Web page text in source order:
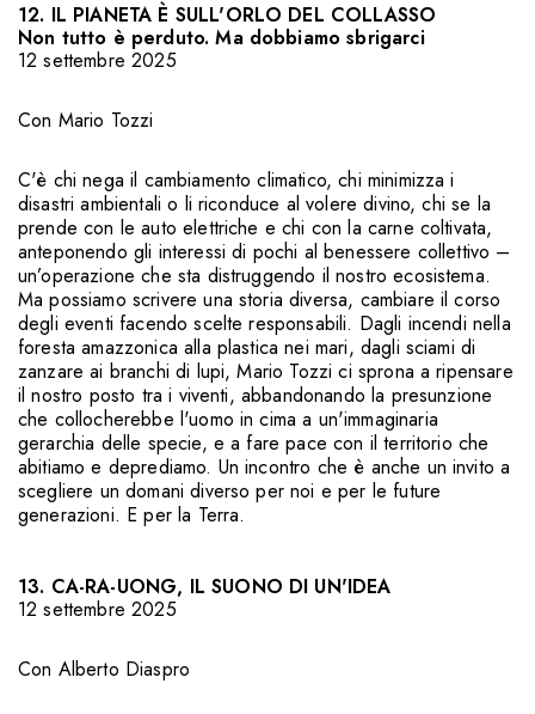
12. IL PIANETA È SULL'ORLO DEL COLLASSO
Non tutto è perduto. Ma dobbiamo sbrigarci
12 settembre 2025
Con Mario Tozzi
C'è chi nega il cambiamento climatico, chi minimizza i
disastri ambientali o li riconduce al volere divino, chi se la
prende con le auto elettriche e chi con la carne coltivata,
anteponendo gli interessi di pochi al benessere collettivo –
un’operazione che sta distruggendo il nostro ecosistema.
Ma possiamo scrivere una storia diversa, cambiare il corso
degli eventi facendo scelte responsabili. Dagli incendi nella
foresta amazzonica alla plastica nei mari, dagli sciami di
zanzare ai branchi di lupi, Mario Tozzi ci sprona a ripensare
il nostro posto tra i viventi, abbandonando la presunzione
che collocherebbe l'uomo in cima a un'immaginaria
gerarchia delle specie, e a fare pace con il territorio che
abitiamo e deprediamo. Un incontro che è anche un invito a
scegliere un domani diverso per noi e per le future
generazioni. E per la Terra.
13. CA-RA-UONG, IL SUONO DI UN'IDEA
12 settembre 2025
Con Alberto Diaspro